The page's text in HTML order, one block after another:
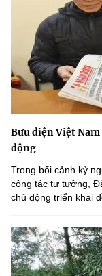
Bưu điện Việt
động
Trong bối cảnh kỷ
công tác tư tưởng,
chủ động triển khai